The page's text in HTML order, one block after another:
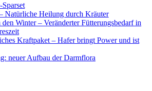
Sparset
Natürliche Heilung durch Kräuter
Winter – Veränderter Fütterungsbedarf in
Kraftpaket – Hafer bringt Power und ist
neuer Aufbau der Darmflora